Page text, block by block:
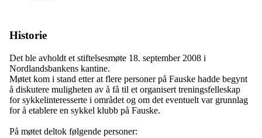
Historie
Det ble avholdt et stiftelsesmøte 18. september 2008 i
Nordlandsbankens kantine.
Møtet kom i stand etter at flere personer på Fauske hadde begynt
å diskutere muligheten av å få til et organisert treningsfelleskap
for sykkelinteresserte i området og om det eventuelt var grunnlag
for å etablere en sykkel klubb på Fauske.
På møtet deltok følgende personer: